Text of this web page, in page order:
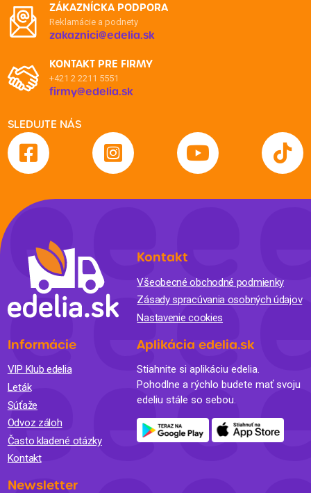
ZÁKAZNÍCKA PODPORA
Reklamácie a podnety
zakaznici@edelia.sk
KONTAKT PRE FIRMY
+421 2 2211 5551
firmy@edelia.sk
SLEDUJTE NÁS
Kontakt
Všeobecné obchodné podmienky
Zásady spracúvania osobných údajov
Nastavenie cookies
Informácie
VIP Klub edelia
Leták
Súťaže
Odvoz záloh
Často kladené otázky
Kontakt
Aplikácia edelia.sk
Stiahnite si aplikáciu edelia.
Pohodlne a rýchlo budete mať svoju
edeliu stále so sebou.
Newsletter